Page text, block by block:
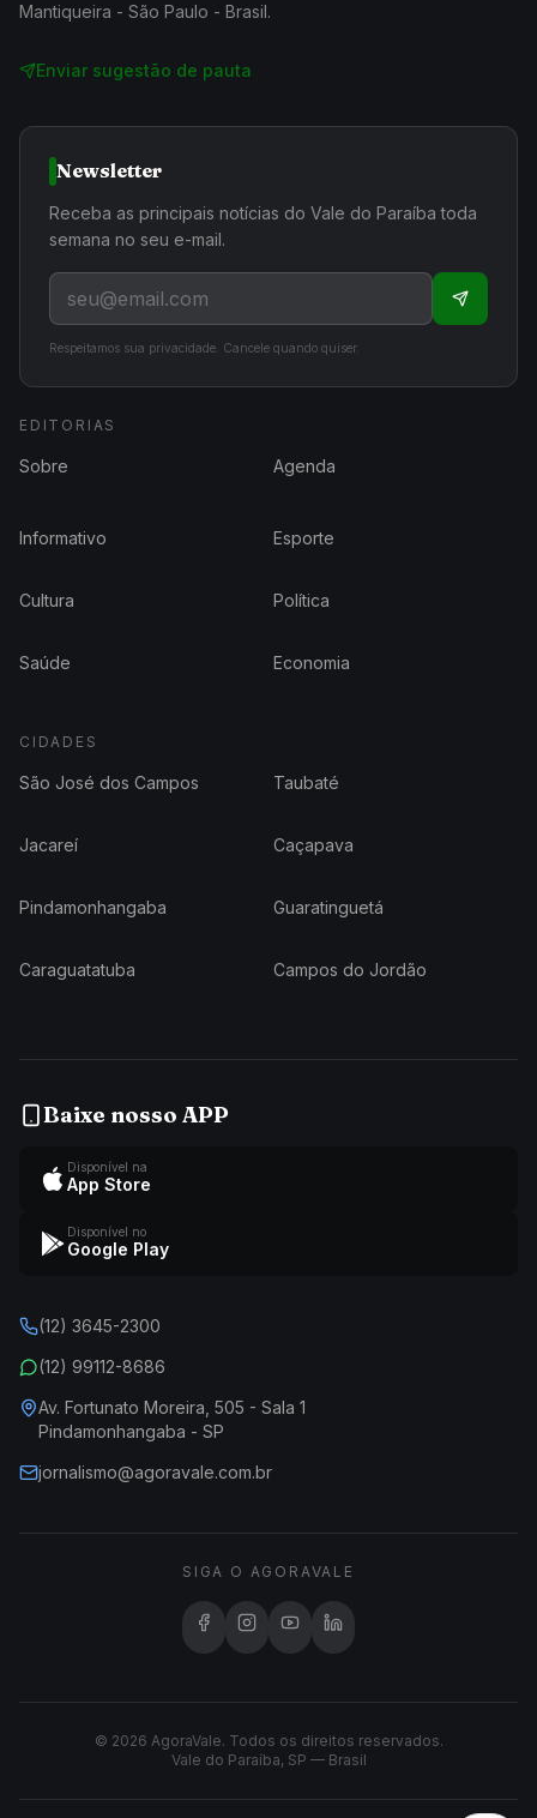
Mantiqueira - São Paulo - Brasil.
Enviar sugestão de pauta
Newsletter
Receba as principais notícias do Vale do Paraíba toda
semana no seu e-mail.
Respeitamos sua privacidade. Cancele quando quiser.
EDITORIAS
Sobre Agenda
Informativo Esporte
Cultura Política
Saúde Economia
CIDADES
São José dos Campos Taubaté
Jacareí Caçapava
Pindamonhangaba Guaratinguetá
Caraguatatuba Campos do Jordão
Baixe nosso APP
Disponível na
App Store
Disponível no
Google Play
(12) 3645-2300
(12) 99112-8686
Av. Fortunato Moreira, 505 - Sala 1
Pindamonhangaba - SP
jornalismo@agoravale.com.br
SIGA O AGORAVALE
© 2026 AgoraVale. Todos os direitos reservados.
Vale do Paraíba, SP — Brasil